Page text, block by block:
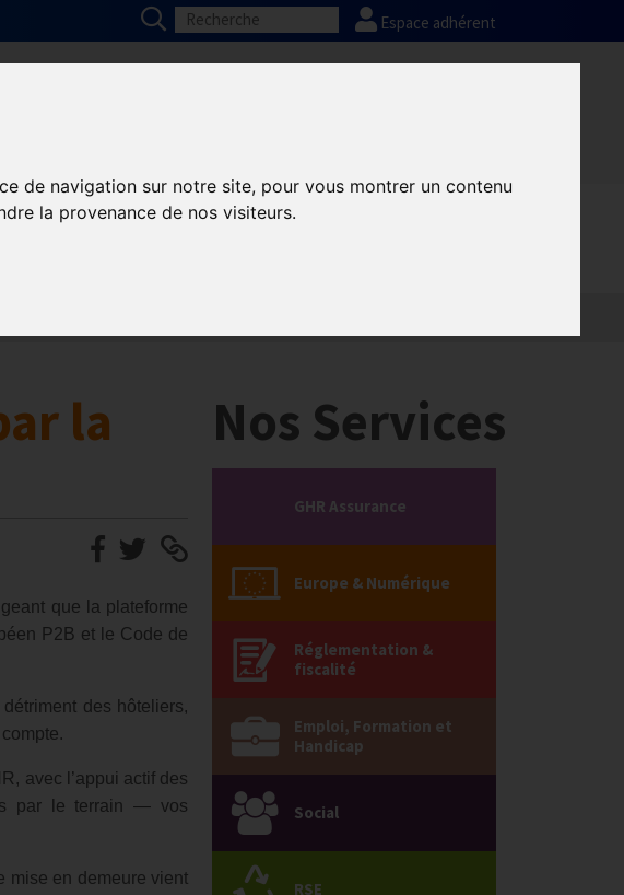
de navigation sur notre site, pour vous montrer un contenu
la provenance de nos visiteurs.
Espace adhérent
la
que la plateforme
P2B et le Code de
des hôteliers,
avec l’appui actif des
par le terrain — vos
mise en demeure vient
Nos Services
GHR Assurance
Europe & Numérique
Réglementation &
fiscalité
Emploi, Formation et
Handicap
Social
RSE